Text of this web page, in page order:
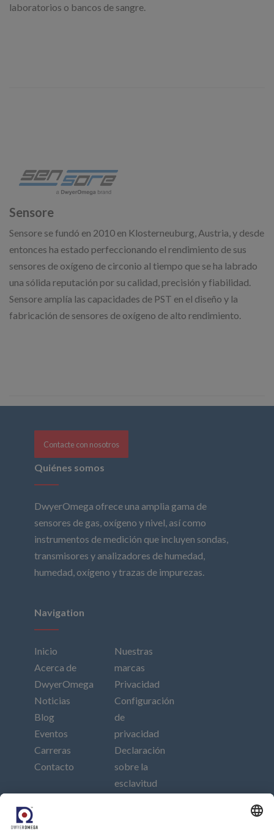
laboratorios o bancos de sangre.
Sensore
Sensore se fundó en 2010 en Klosterneuburg, Austria, y desde
entonces ha estado perfeccionando el rendimiento de sus
sensores de oxígeno de circonio al tiempo que se ha labrado
una sólida reputación por su calidad, precisión y fiabilidad.
Sensore amplía las capacidades de PST en el diseño y la
fabricación de sensores de oxígeno de alto rendimiento.
Contacte con nosotros
Quiénes somos
DwyerOmega ofrece una amplia gama de
sensores de gas, oxígeno y nivel, así como
instrumentos de medición que incluyen sondas,
transmisores y analizadores de humedad,
humedad, oxígeno y trazas de impurezas.
Navigation
Inicio
Acerca de
DwyerOmega
Noticias
Blog
Eventos
Carreras
Contacto
Nuestras
marcas
Privacidad
Configuración
de
privacidad
Declaración
sobre la
esclavitud